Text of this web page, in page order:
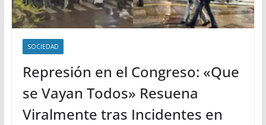
SOCIEDAD
Represión en el Congreso: «Que
se Vayan Todos» Resuena
Viralmente tras Incidentes en